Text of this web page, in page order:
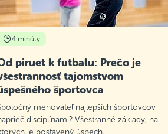
4 minúty
piruet k futbalu: Prečo je
tajomstvom
športovca
menovateľ najlepších športovcov
disciplínami? Všestranné základy, na
je postavený úspech.